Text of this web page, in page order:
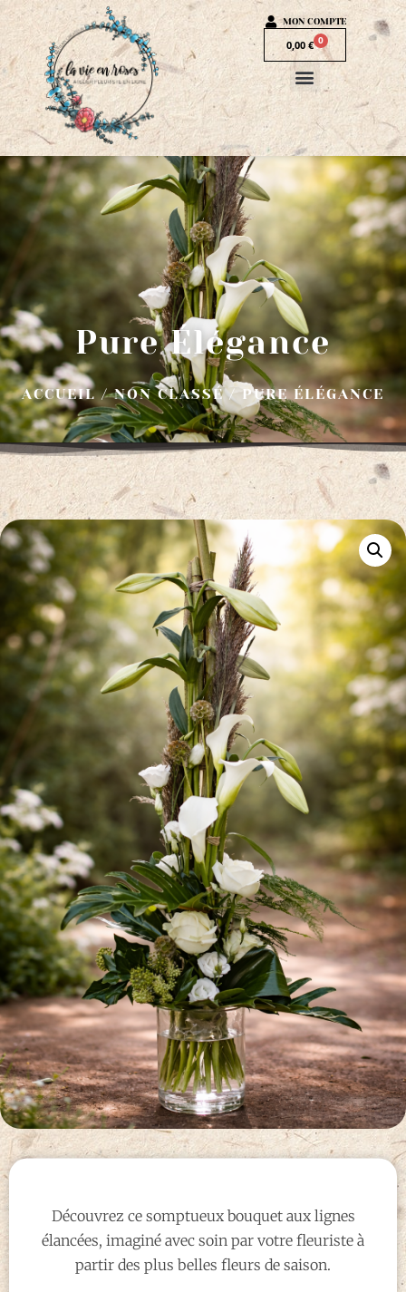
MON COMPTE
0,00 € 0
Pure Élégance
ACCUEIL/NON CLASSÉ/ PURE ÉLÉGANCE
Découvrez ce somptueux bouquet aux lignes
élancées, imaginé avec soin par votre fleuriste à
partir des plus belles fleurs de saison.